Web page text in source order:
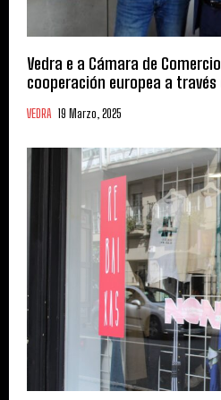
Vedra e a Cámara de
cooperación europea a través
VEDRA 19 Marzo, 2025